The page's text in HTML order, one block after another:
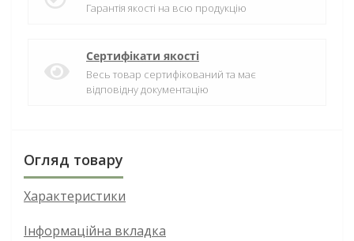
Гарантія якості на всю продукцію
Сертифікати якості
Весь товар сертифікований та має
відповідну документацію
Огляд товару
Характеристики
Інформаційна вкладка